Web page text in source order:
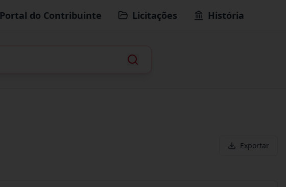
Portal do Contribuinte Licitações História
Exportar